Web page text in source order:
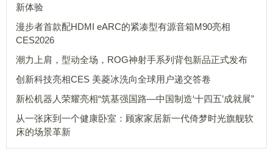
新体验
漫步者首款配HDMI eARC的紧凑型有源音箱M90亮相
CES2026
潮力上肩，型动全场，ROG神射手系列背包新品正式发布
创新科技亮相CES 美菱冰洗向全球用户递交答卷
新松机器人荣耀亮相“筑基强国路—中国制造‘十四五’成就展”
从一张床到一个健康卧室：顾家家居新一代倚梦时光旗舰软
床的场景革新